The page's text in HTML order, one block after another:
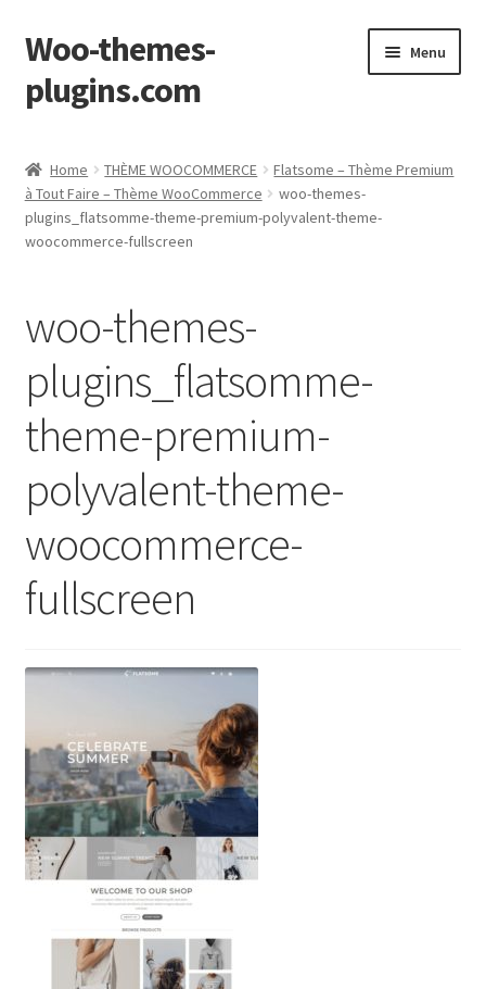
Skip
to
navigation
Skip
to
content
Woo-themes-
plugins.com
Menu
Home THÈME WOOCOMMERCE
Flatsome – Thème Premium
à Tout Faire – Thème WooCommerce
woo-themes-
plugins_flatsomme-theme-premium-polyvalent-theme-
woocommerce-fullscreen
woo-themes-
plugins_flatsomme-
theme-premium-
polyvalent-theme-
woocommerce-
fullscreen